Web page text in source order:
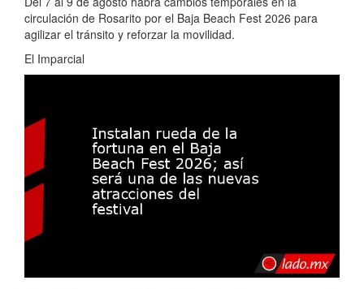
circulación de Rosarito por el Baja Beach Fest 2026 para
agilizar el tránsito y reforzar la movilidad.
El Imparcial